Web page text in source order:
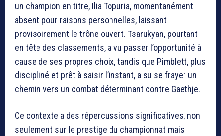
un champion en titre, Ilia Topuria, momentanément
absent pour raisons personnelles, laissant
provisoirement le trône ouvert. Tsarukyan, pourtant
en tête des classements, a vu passer l’opportunité à
cause de ses propres choix, tandis que Pimblett, plus
discipliné et prêt à saisir l’instant, a su se frayer un
chemin vers un combat déterminant contre Gaethje.
Ce contexte a des répercussions significatives, non
seulement sur le prestige du championnat mais